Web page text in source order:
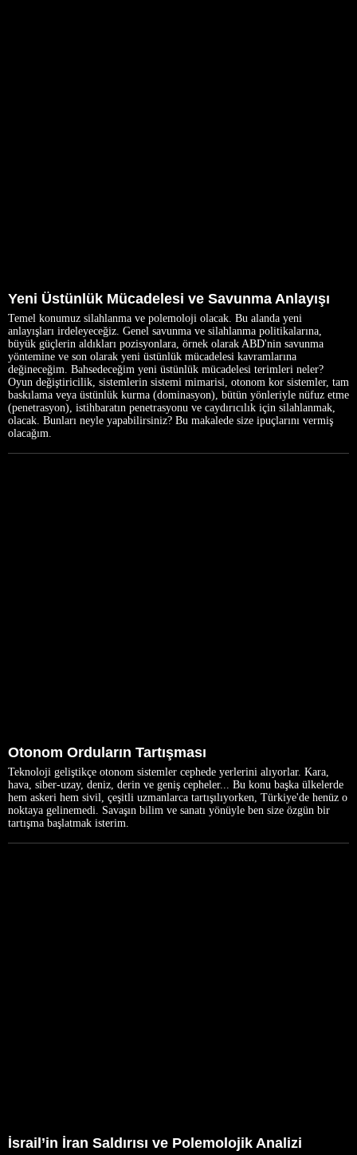
Yeni Üstünlük Mücadelesi ve Savunma Anlayışı
Temel konumuz silahlanma ve polemoloji olacak. Bu alanda yeni
anlayışları irdeleyeceğiz. Genel savunma ve silahlanma politikalarına,
büyük güçlerin aldıkları pozisyonlara, örnek olarak ABD'nin savunma
yöntemine ve son olarak yeni üstünlük mücadelesi kavramlarına
değineceğim. Bahsedeceğim yeni üstünlük mücadelesi terimleri neler?
Oyun değiştiricilik, sistemlerin sistemi mimarisi, otonom kor sistemler, tam
baskılama veya üstünlük kurma (dominasyon), bütün yönleriyle nüfuz etme
(penetrasyon), istihbaratın penetrasyonu ve caydırıcılık için silahlanmak,
olacak. Bunları neyle yapabilirsiniz? Bu makalede size ipuçlarını vermiş
olacağım.
Otonom Orduların Tartışması
Teknoloji geliştikçe otonom sistemler cephede yerlerini alıyorlar. Kara,
hava, siber-uzay, deniz, derin ve geniş cepheler... Bu konu başka ülkelerde
hem askeri hem sivil, çeşitli uzmanlarca tartışılıyorken, Türkiye'de henüz o
noktaya gelinemedi. Savaşın bilim ve sanatı yönüyle ben size özgün bir
tartışma başlatmak isterim.
İsrail’in İran Saldırısı ve Polemolojik Analizi